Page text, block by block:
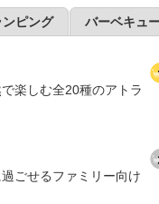
ンピング バーベキュ
楽しむ全20種のアトラ
ごせるファミリー向け